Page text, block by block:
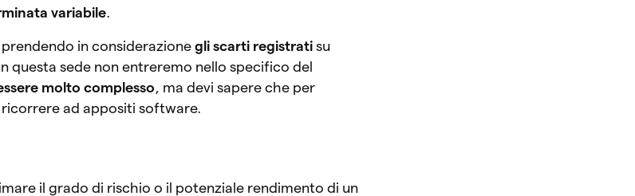
variabile
in considerazionegli scarti registrati su
questa sede non entreremo nello specifico del
molto complesso , ma devi sapere che per
ad appositi software.
il grado di rischio o il potenziale rendimento di un